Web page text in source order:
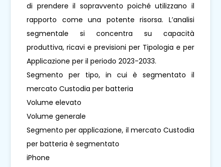
di prendere il sopravvento poiché utilizzano il
rapporto come una potente risorsa. L’analisi
segmentale si concentra su capacità
produttiva, ricavi e previsioni per Tipologia e per
Applicazione per il periodo 2023-2033.
Segmento per tipo, in cui è segmentato il
mercato Custodia per batteria
Volume elevato
Volume generale
Segmento per applicazione, il mercato Custodia
per batteria è segmentato
iPhone